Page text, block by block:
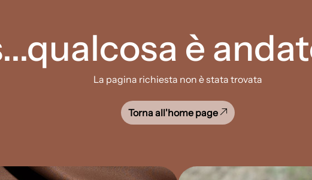
è
La pagina richiesta non è stata trovata
Torna all'home page